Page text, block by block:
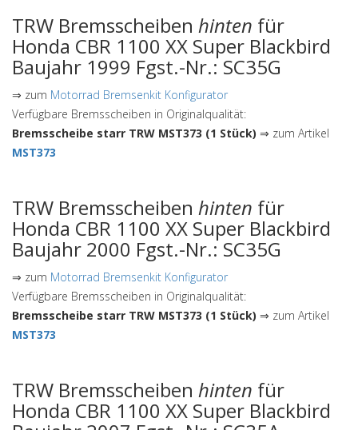
TRW Bremsscheiben hinten für
Honda CBR 1100 XX Super Blackbird
Baujahr 1999 Fgst.-Nr.: SC35G
⇒ zum Motorrad Bremsenkit Konfigurator
Verfügbare Bremsscheiben in Originalqualität:
Bremsscheibe starr TRW MST373 (1 Stück) ⇒ zum Artikel
MST373
TRW Bremsscheiben hinten für
Honda CBR 1100 XX Super Blackbird
Baujahr 2000 Fgst.-Nr.: SC35G
⇒ zum Motorrad Bremsenkit Konfigurator
Verfügbare Bremsscheiben in Originalqualität:
Bremsscheibe starr TRW MST373 (1 Stück) ⇒ zum Artikel
MST373
TRW Bremsscheiben hinten für
Honda CBR 1100 XX Super Blackbird